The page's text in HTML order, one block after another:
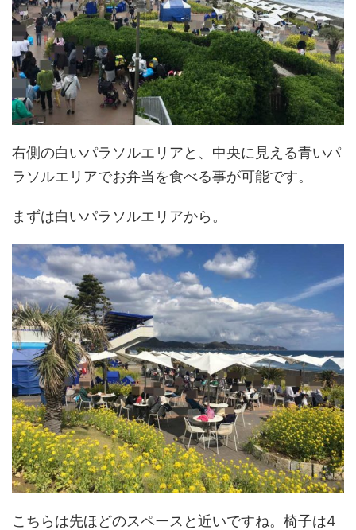
右側の白いパラソルエリアと、中央に見える青いパ
ラソルエリアでお弁当を食べる事が可能です。
まずは白いパラソルエリアから。
こちらは先ほどのスペースと近いですね。椅子は4